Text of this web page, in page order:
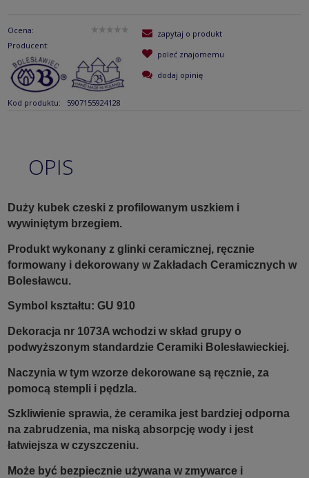
Ocena:
Producent:
Kod produktu: 5907155924128
zapytaj o produkt
poleć znajomemu
dodaj opinię
OPIS
Duży kubek czeski z profilowanym uszkiem i
wywiniętym brzegiem.
Produkt wykonany z glinki ceramicznej, ręcznie
formowany i dekorowany w Zakładach Ceramicznych w
Bolesławcu.
Symbol kształtu: GU 910
Dekoracja nr 1073A wchodzi w skład grupy o
podwyższonym standardzie Ceramiki Bolesławieckiej.
Naczynia w tym wzorze dekorowane są ręcznie, za
pomocą stempli i pędzla.
Szkliwienie sprawia, że ceramika jest bardziej odporna
na zabrudzenia, ma niską absorpcję wody i jest
łatwiejsza w czyszczeniu.
Może być bezpiecznie używana w zmywarce i